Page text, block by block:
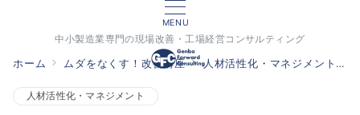
MENU
中小製造業専門の現場改善・工場経営コンサルティング
ホーム ムダをなくす！改善講座 人材活性化・マネジメント
人材活性化・マネジメント